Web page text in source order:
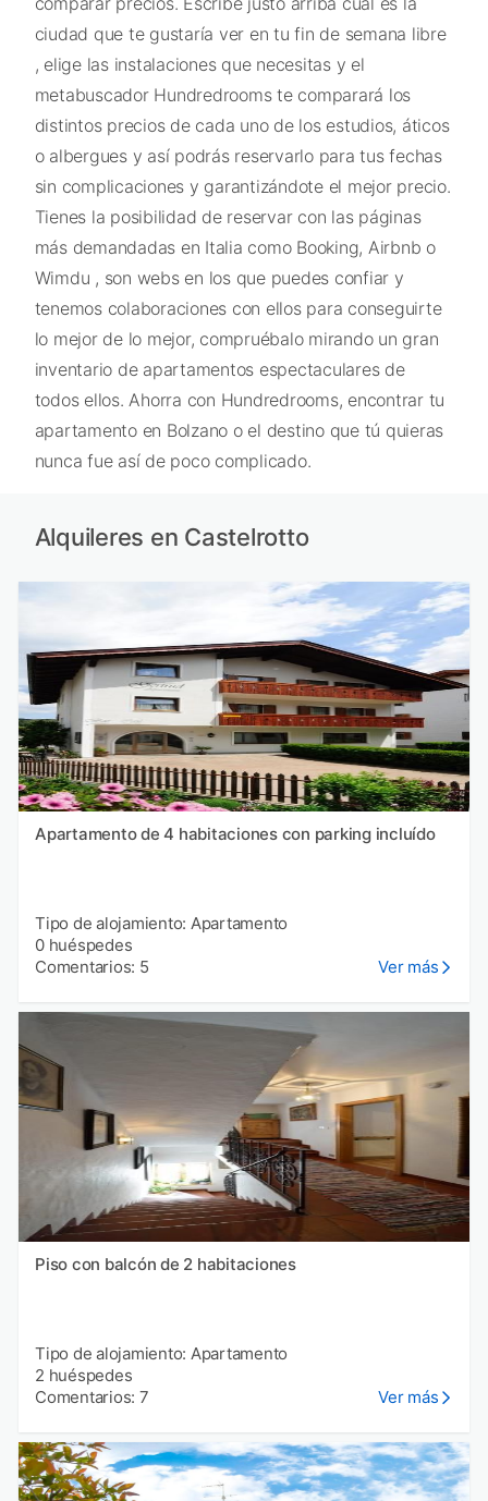
ciudad que te gustaría ver en tu fin de semana libre
, elige las instalaciones que necesitas y el
metabuscador Hundredrooms te comparará los
distintos precios de cada uno de los estudios, áticos
o albergues y así podrás reservarlo para tus fechas
sin complicaciones y garantizándote el mejor precio.
Tienes la posibilidad de reservar con las páginas
más demandadas en Italia como Booking, Airbnb o
Wimdu , son webs en los que puedes confiar y
tenemos colaboraciones con ellos para conseguirte
lo mejor de lo mejor, compruébalo mirando un gran
inventario de apartamentos espectaculares de
todos ellos. Ahorra con Hundredrooms, encontrar tu
apartamento en Bolzano o el destino que tú quieras
nunca fue así de poco complicado.
Alquileres en Castelrotto
Apartamento de 4 habitaciones con parking incluído
Tipo de alojamiento: Apartamento
0 huéspedes
Comentarios: 5
Ver más
Piso con balcón de 2 habitaciones
Tipo de alojamiento: Apartamento
2 huéspedes
Comentarios: 7
Ver más